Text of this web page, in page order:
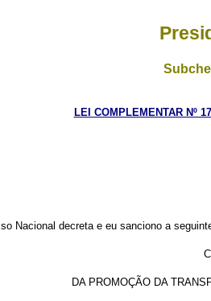
LEI COMPLEMENTAR Nº
Nacional decreta e eu sanciono a
DA PROMOÇÃO DA